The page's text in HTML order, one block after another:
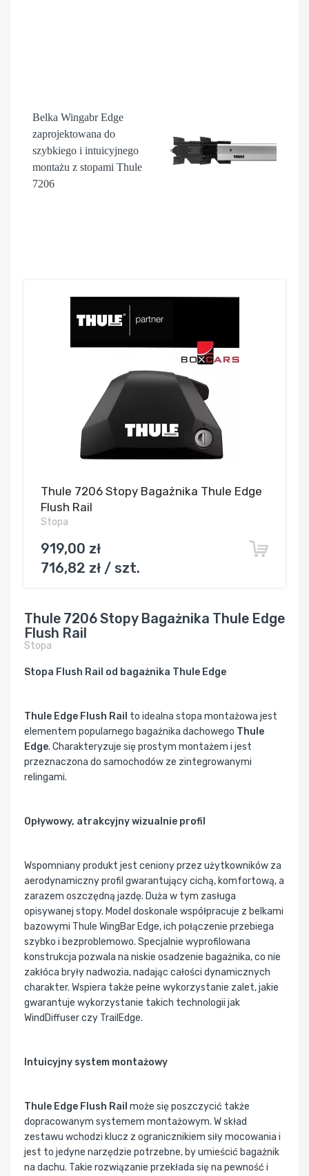
Belka Wingabr Edge
zaprojektowana do
szybkiego i intuicyjnego
montażu z stopami Thule
7206
Thule 7206 Stopy Bagażnika Thule Edge
Flush Rail
Stopa
919,00 zł
716,82 zł / szt.
Thule 7206 Stopy Bagażnika Thule Edge
Flush Rail
Stopa
Stopa Flush Rail od bagażnika Thule Edge
Thule Edge Flush Rail to idealna stopa montażowa jest
elementem popularnego bagażnika dachowego Thule
Edge. Charakteryzuje się prostym montażem i jest
przeznaczona do samochodów ze zintegrowanymi
relingami.
Opływowy, atrakcyjny wizualnie profil
Wspomniany produkt jest ceniony przez użytkowników za
aerodynamiczny profil gwarantujący cichą, komfortową, a
zarazem oszczędną jazdę. Duża w tym zasługa
opisywanej stopy. Model doskonale współpracuje z belkami
bazowymi Thule WingBar Edge, ich połączenie przebiega
szybko i bezproblemowo. Specjalnie wyprofilowana
konstrukcja pozwala na niskie osadzenie bagażnika, co nie
zakłóca bryły nadwozia, nadając całości dynamicznych
charakter. Wspiera także pełne wykorzystanie zalet, jakie
gwarantuje wykorzystanie takich technologii jak
WindDiffuser czy TrailEdge.
Intuicyjny system montażowy
Thule Edge Flush Rail może się poszczycić także
dopracowanym systemem montażowym. W skład
zestawu wchodzi klucz z ogranicznikiem siły mocowania i
jest to jedyne narzędzie potrzebne, by umieścić bagażnik
na dachu. Takie rozwiązanie przekłada się na pewność i